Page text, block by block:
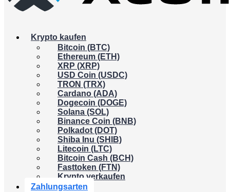
Krypto kaufen
Bitcoin (BTC)
Ethereum (ETH)
XRP (XRP)
USD Coin (USDC)
TRON (TRX)
Cardano (ADA)
Dogecoin (DOGE)
Solana (SOL)
Binance Coin (BNB)
Polkadot (DOT)
Shiba Inu (SHIB)
Litecoin (LTC)
Bitcoin Cash (BCH)
Fasttoken (FTN)
Krypto verkaufen
Zahlungsarten